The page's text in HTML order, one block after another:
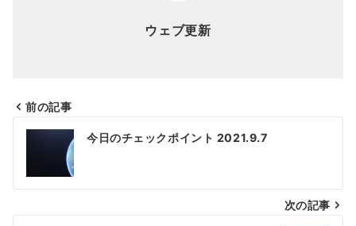
ウェブ更新
投
ナ
ビ
前の記事
今日のチェックポイント 2021.9.7
次の記事